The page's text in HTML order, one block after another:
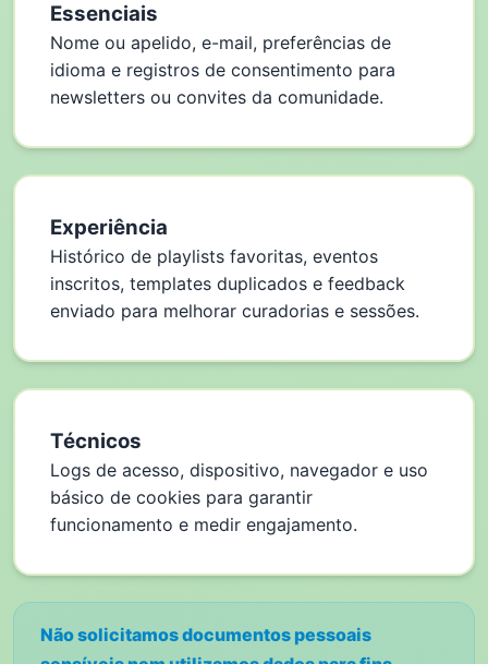
Essenciais
Nome ou apelido, e-mail, preferências de
idioma e registros de consentimento para
newsletters ou convites da comunidade.
Experiência
Histórico de playlists favoritas, eventos
inscritos, templates duplicados e feedback
enviado para melhorar curadorias e sessões.
Técnicos
Logs de acesso, dispositivo, navegador e uso
básico de cookies para garantir
funcionamento e medir engajamento.
Não solicitamos documentos pessoais